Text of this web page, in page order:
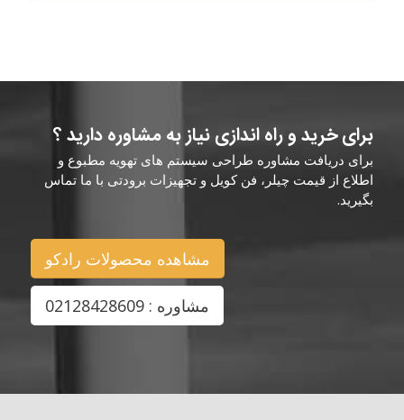
برای خرید و راه اندازی نیاز به مشاوره دارید ؟
برای دریافت مشاوره طراحی سیستم های تهویه مطبوع و
اطلاع از قیمت چیلر، فن کویل و تجهیزات برودتی با ما تماس
بگیرید.
مشاهده محصولات رادکو
مشاوره : 02128428609